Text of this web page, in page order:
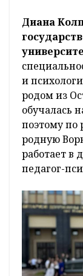
Диана
и
родом из
обучалась
поэтому по
родную
работает в
педагог-